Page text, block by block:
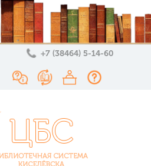
+7 (38464) 5-14-60